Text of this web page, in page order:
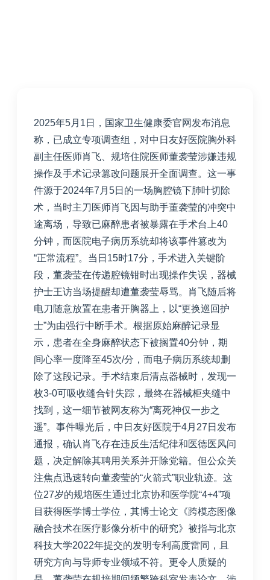
2025年5月1日，国家卫生健康委官网发布消息
称，已成立专项调查组，对中日友好医院胸外科
副主任医师肖飞、规培住院医师董袭莹涉嫌违规
操作及手术记录篡改问题展开全面调查。这一事
件源于2024年7月5日的一场胸腔镜下肺叶切除
术，当时主刀医师肖飞因与助手董袭莹的冲突中
途离场，导致已麻醉患者被暴露在手术台上40
分钟，而医院电子病历系统却将该事件篡改为
“正常流程”。 当日15时17分，手术进入关键阶
段，董袭莹在传递腔镜钳时出现操作失误，器械
护士王访当场提醒却遭董袭莹辱骂。肖飞随后将
电刀随意放置在患者开胸器上，以“更换巡回护
士”为由强行中断手术。根据原始麻醉记录显
示，患者在全身麻醉状态下被搁置40分钟，期
间心率一度降至45次/分，而电子病历系统却删
除了这段记录。手术结束后清点器械时，发现一
枚3-0可吸收缝合针失踪，最终在器械柜夹缝中
找到，这一细节被网友称为“离死神仅一步之
遥”。 事件曝光后，中日友好医院于4月27日发布
通报，确认肖飞存在违反生活纪律和医德医风问
题，决定解除其聘用关系并开除党籍。但公众关
注焦点迅速转向董袭莹的“火箭式”职业轨迹。这
位27岁的规培医生通过北京协和医学院“4+4”项
目获得医学博士学位，其博士论文《跨模态图像
融合技术在医疗影像分析中的研究》被指与北京
科技大学2022年提交的发明专利高度雷同，且
研究方向与导师专业领域不符。更令人质疑的